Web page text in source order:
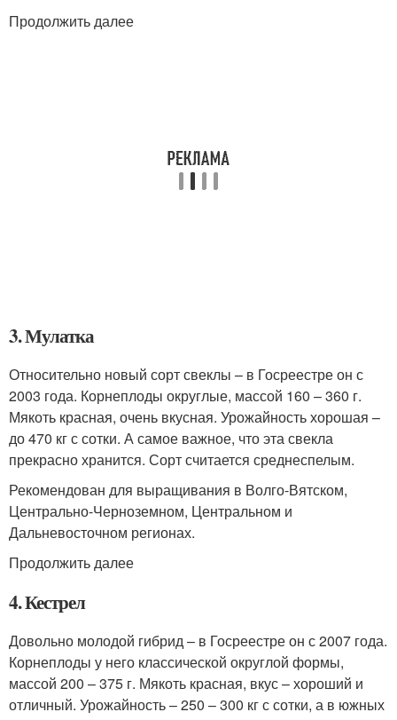
Продолжить далее
3. Мулатка
Относительно новый сорт свеклы – в Госреестре он с
2003 года. Корнеплоды округлые, массой 160 – 360 г.
Мякоть красная, очень вкусная. Урожайность хорошая –
до 470 кг с сотки. А самое важное, что эта свекла
прекрасно хранится. Сорт считается среднеспелым.
Рекомендован для выращивания в Волго-Вятском,
Центрально-Черноземном, Центральном и
Дальневосточном регионах.
Продолжить далее
4. Кестрел
Довольно молодой гибрид – в Госреестре он с 2007 года.
Корнеплоды у него классической округлой формы,
массой 200 – 375 г. Мякоть красная, вкус – хороший и
отличный. Урожайность – 250 – 300 кг с сотки, а в южных